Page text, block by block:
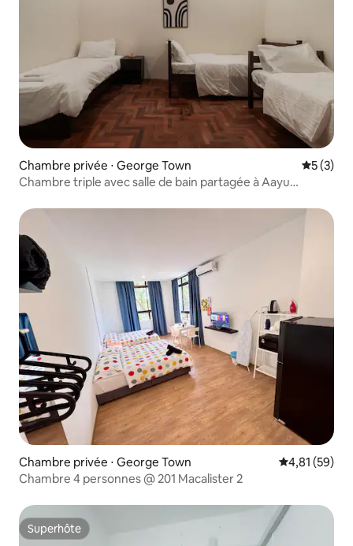
Chambre privée ⋅ George Town
5 (3)
Chambre triple avec salle de bain partagée à Aayu
Chambre privée ⋅ George Town Évaluation
4,81 (59)
Chambre 4 personnes @ 201 Macalister 2
Superhôte
Superhôte